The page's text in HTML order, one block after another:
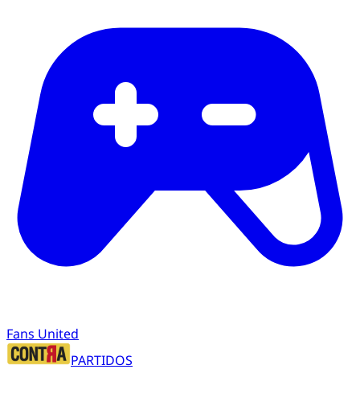
Fans United
PARTIDOS